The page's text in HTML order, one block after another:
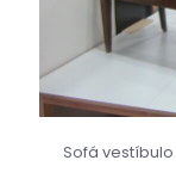
Sofá vestíbulo